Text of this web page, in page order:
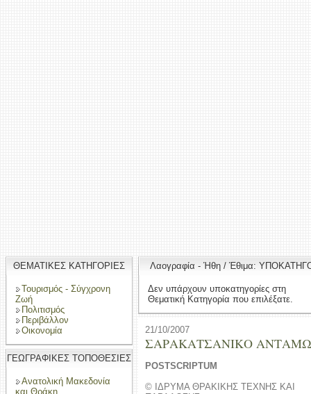
ΘΕΜΑΤΙΚΕΣ ΚΑΤΗΓΟΡΙΕΣ
Τουρισμός - Σύγχρονη
Ζωή
Πολιτισμός
Περιβάλλον
Οικονομία
ΓΕΩΓΡΑΦΙΚΕΣ ΤΟΠΟΘΕΣΙΕΣ
Ανατολική Μακεδονία
και Θράκη
Λαογραφία - Ήθη / Έθιμα:
Δεν υπάρχουν υποκατηγορίες στη
Θεματική Κατηγορία που επιλέξατε.
21/10/2007
ΣΑΡΑΚΑΤΣΑΝΙΚΟ
POSTSCRIPTUM
© ΙΔΡΥΜΑ ΘΡΑΚΙΚΗΣ ΤΕΧΝΗΣ ΚΑΙ